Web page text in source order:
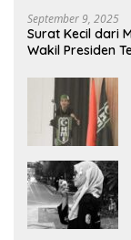
September 9, 2025
Surat Kecil dari
Wakil Presiden